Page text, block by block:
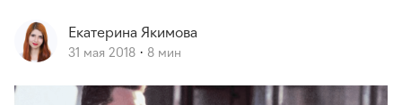
Екатерина Якимова
31 мая 2018 · 8 мин